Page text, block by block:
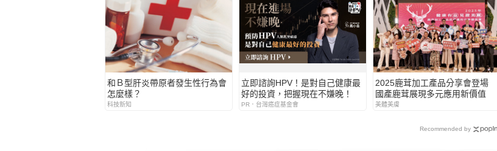
和Ｂ型肝炎帶原者發生性行為會
怎麼樣？
科技新知
立即諮詢HPV！是對自己健康最
好的投資，把握現在不嫌晚！
PR．台灣癌症基金會
2025鹿茸加工產品分享會登場
國產鹿茸展現多元應用新價值
美體美膚
Recommended by